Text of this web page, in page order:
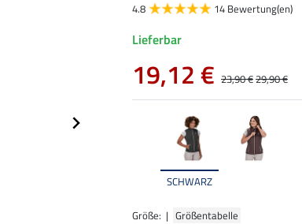
SCHWARZ
Größe: | Größentabelle
4.8
14 Bewertung(en)
Lieferbar
19,12 € 23,90 €29,90 €